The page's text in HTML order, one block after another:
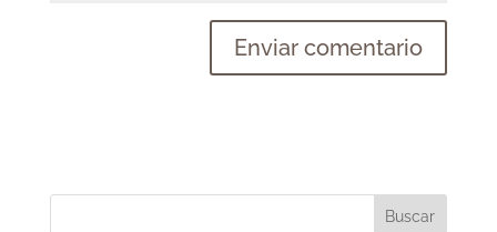
Buscar